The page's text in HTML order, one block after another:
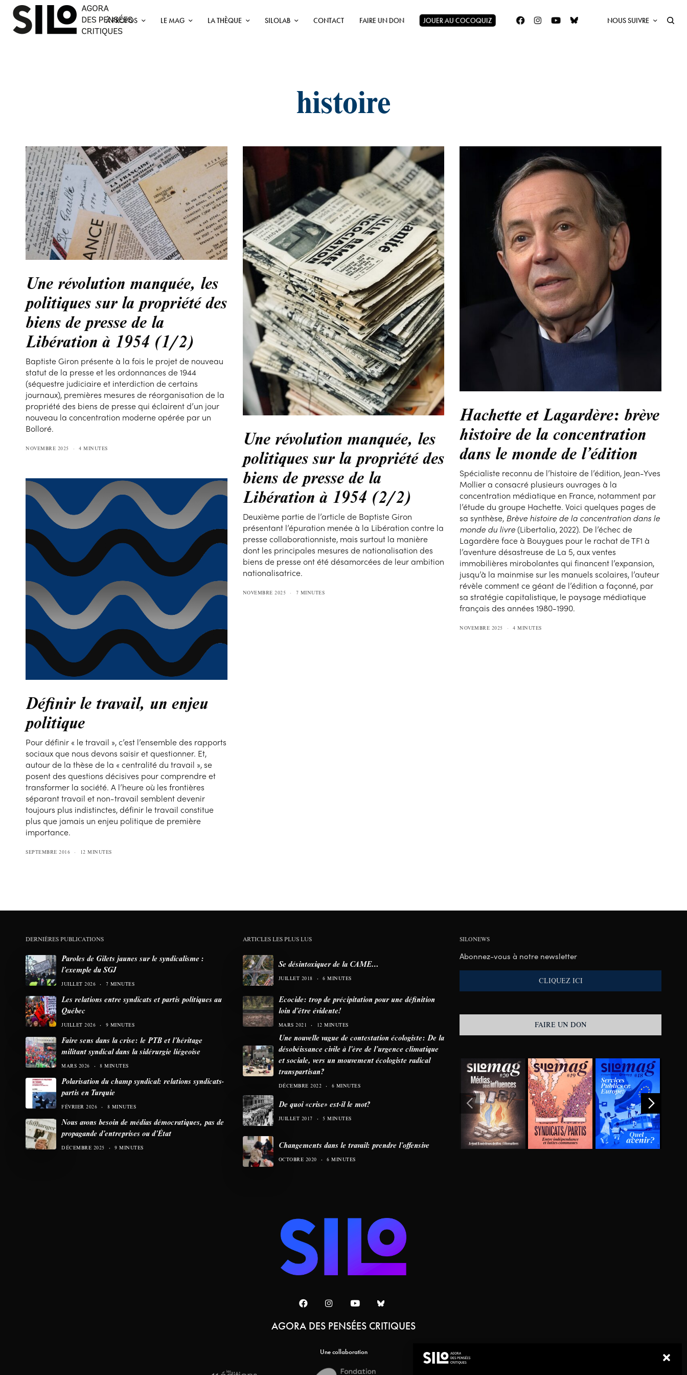
À PROPOS LE MAG LA THÈQUE SILOLAB CONTACT FAIRE UN DON JOUER AU COCOQUIZ NOUS SUIVRE
histoire
Une révolution manquée, les
politiques sur la propriété des
biens de presse de la
Libération à 1954 (1/2)
Baptiste Giron présente à la fois le projet de nouveau
statut de la presse et les ordonnances de 1944
(séquestre judiciaire et interdiction de certains
journaux), premières mesures de réorganisation de la
propriété des biens de presse qui éclairent d’un jour
nouveau la concentration moderne opérée par un
Bolloré.
NOVEMBRE 2025 4 MINUTES
Une révolution manquée, les
politiques sur la propriété des
biens de presse de la
Libération à 1954 (2/2)
Deuxième partie de l’article de Baptiste Giron
présentant l’épuration menée à la Libération contre la
presse collaborationniste, mais surtout la manière
dont les principales mesures de nationalisation des
biens de presse ont été désamorcées de leur ambition
nationalisatrice.
NOVEMBRE 2025 7 MINUTES
Hachette et Lagardère: brève
histoire de la concentration
dans le monde de l’édition
Spécialiste reconnu de l’histoire de l’édition, Jean-Yves
Mollier a consacré plusieurs ouvrages à la
concentration médiatique en France, notamment par
l’étude du groupe Hachette. Voici quelques pages de
sa synthèse, Brève histoire de la concentration dans le
monde du livre(Libertalia, 2022). De l’échec de
Lagardère face à Bouygues pour le rachat de TF1 à
l’aventure désastreuse de La 5, aux ventes
immobilières mirobolantes qui financent l’expansion,
jusqu’à la mainmise sur les manuels scolaires, l’auteur
révèle comment ce géant de l’édition a façonné, par
sa stratégie capitalistique, le paysage médiatique
français des années 1980-1990.
NOVEMBRE 2025 4 MINUTES
Définir le travail, un enjeu
politique
Pour définir « le travail », c’est l’ensemble des rapports
sociaux que nous devons saisir et questionner. Et,
autour de la thèse de la « centralité du travail », se
posent des questions décisives pour comprendre et
transformer la société. A l’heure où les frontières
séparant travail et non-travail semblent devenir
toujours plus indistinctes, définir le travail constitue
plus que jamais un enjeu politique de première
importance.
SEPTEMBRE 2016 12 MINUTES
DERNIÈRES PUBLICATIONS
Paroles de Gilets jaunes sur le syndicalisme :
l’exemple du SGJ
JUILLET 2026 7 MINUTES
Les relations entre syndicats et partis politiques au
Québec
JUILLET 2026 9 MINUTES
Faire sens dans la crise: le PTB et l’héritage
militant syndical dans la sidérurgie liégeoise
MARS 2026 8 MINUTES
Polarisation du champ syndical: relations syndicats-
partis en Turquie
FÉVRIER 2026 8 MINUTES
Nous avons besoin de médias démocratiques, pas de
propagande d’entreprises ou d’État
DÉCEMBRE 2025 9 MINUTES
ARTICLES LES PLUS LUS
Se désintoxiquer de la CAME…
JUILLET 2018 6 MINUTES
Ecocide: trop de précipitation pour une définition
loin d’être évidente!
MARS 2021 12 MINUTES
Une nouvelle vague de contestation écologiste: De la
désobéissance civile à l’ère de l’urgence climatique
et sociale, vers un mouvement écologiste radical
transpartisan?
DÉCEMBRE 2022 6 MINUTES
De quoi «crise» est-il le mot?
JUILLET 2017 5 MINUTES
Changements dans le travail: prendre l’offensive
OCTOBRE 2020 6 MINUTES
SILONEWS
Abonnez-vous à notre newsletter
CLIQUEZ ICI
FAIRE UN DON
AGORA DES PENSÉES CRITIQUES
Une collaboration